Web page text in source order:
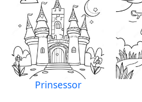
Prinsessor